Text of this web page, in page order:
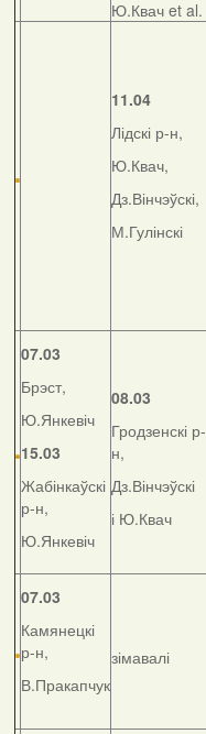
Ю.Квач et al.
11.04
Лідскі р-н,
Ю.Квач,
Дз.Вінчэўскі,
М.Гулінскі
07.03
Брэст,
Ю.Янкевіч
15.03
Жабінкаўскі
р-н,
Ю.Янкевіч
08.03
Гродзенскі р-
н,
Дз.Вінчэўскі
і Ю.Квач
07.03
Камянецкі
р-н,
В.Пракапчук
зімавалі